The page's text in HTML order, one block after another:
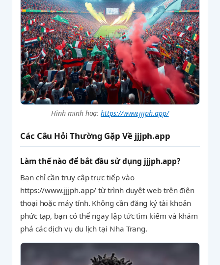
Hình minh hoạ:https://www.jjjph.app/
Các Câu Hỏi Thường Gặp Về jjjph.app
Làm thế nào để bắt đầu sử dụng jjjph.app?
Bạn chỉ cần truy cập trực tiếp vào
https://www.jjjph.app/ từ trình duyệt web trên điện
thoại hoặc máy tính. Không cần đăng ký tài khoản
phức tạp, bạn có thể ngay lập tức tìm kiếm và khám
phá các dịch vụ du lịch tại Nha Trang.